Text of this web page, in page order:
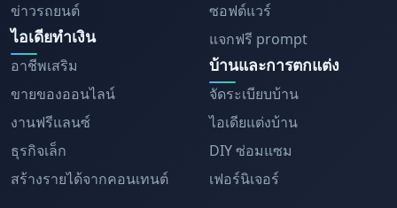
ข่าวรถยนต์
ไอเดียทำเงิน
อาชีพเสริม
ขายของออนไลน์
งานฟรีแลนซ์
ธุรกิจเล็ก
สร้างรายได้จากคอนเทนต์
ซอฟต์แวร์
แจกฟรี prompt
บ้านและการตกแต่ง
จัดระเบียบบ้าน
ไอเดียแต่งบ้าน
DIY ซ่อมแซม
เฟอร์นิเจอร์